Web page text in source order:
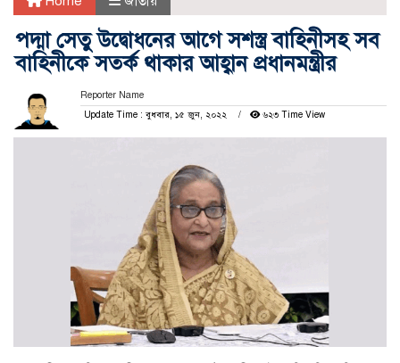
পদ্মা সেতু উদ্বোধনের আগে সশস্ত্র বাহিনীসহ সব
বাহিনীকে সতর্ক থাকার আহ্বান প্রধানমন্ত্রীর
Reporter Name
Update Time : বুধবার, ১৫ জুন, ২০২২
৬২৩ Time View